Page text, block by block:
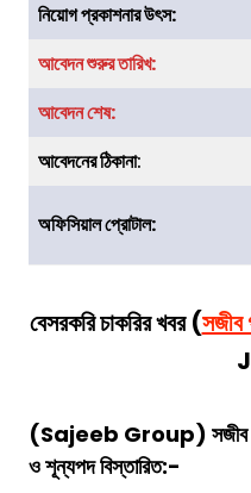
নিয়োগ প্রকাশনার উৎস:
আবেদন শুরুর তারিখ:
আবেদন শেষ:
আবেদনের ঠিকানা:
অফিসিয়াল প্রোটাল:
বেসরকরি চাকরির খবর(
(Sajeeb Group)
ও শূন্যপদ বিস্তারিত:-